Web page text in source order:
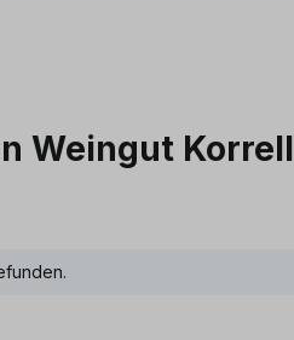
Weingut Korrell